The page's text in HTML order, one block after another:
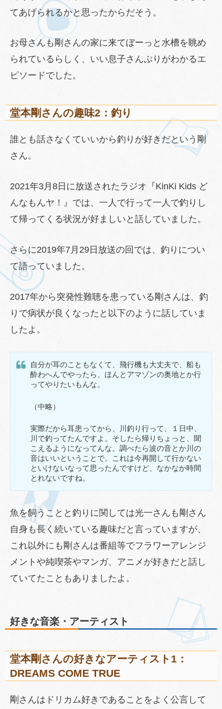
てあげられるかと思ったからだそう。
お母さんも剛さんの家に来てぼーっと水槽を眺め
られているらしく、いい息子さんぷりがわかるエ
ピソードでした。
堂本剛さんの趣味2：釣り
誰とも話さなくていいから釣りが好きだという剛
さん。
2021年3月8日に放送されたラジオ『KinKi Kids ど
んなもんヤ！』では、一人で行って一人で釣りし
て帰ってくる状況が好ましいと話していました。
さらに2019年7月29日放送の回では、釣りについ
て語っていました。
2017年から突発性難聴を患っている剛さんは、釣
りで病状が良くなったと以下のように話していま
したよ。
自分が耳のこともなくて、飛行機も大丈夫で、船も
酔わへんでやったら、ほんとアマゾンの奥地とか行
ってやりたいもんな。
（中略）
実際だから耳患ってから、川釣り行って、１日中、
川で釣ってたんですよ。そしたら帰りちょっと、聞
こえるようになってんな。調べたら波の音とか川の
音はいいということで。これは今再開して行かない
といけないなって思ったんですけど、なかなか時間
とれないですね。
魚を飼うことと釣りに関しては光一さんも剛さん
自身も長く続いている趣味だと言っていますが、
これ以外にも剛さんは番組等でフラワーアレンジ
メントや純喫茶やマンガ、アニメが好きだと話し
ていてたこともありましたよ。
好きな音楽・アーティスト
堂本剛さんの好きなアーティスト1：
DREAMS COME TRUE
剛さんはドリカム好きであることをよく公言して